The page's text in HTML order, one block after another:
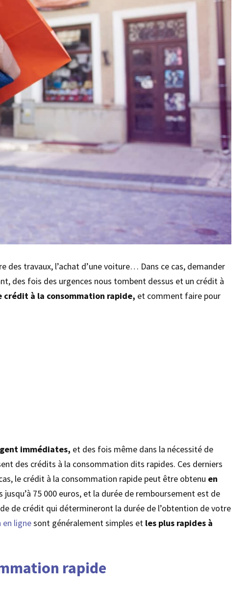
des travaux, l’achat d’une voiture… Dans ce cas, demander
des fois des urgences nous tombent dessus et un crédit à
crédit à la consommation rapide, et comment faire pour
immédiates, et des fois même dans la nécessité de
des crédits à la consommation dits rapides. Ces derniers
le crédit à la consommation rapide peut être obtenu en
75 000 euros, et la durée de remboursement est de
de crédit qui détermineront la durée de l’obtention de votre
lignesont généralement simples et les plus rapides à
rapide